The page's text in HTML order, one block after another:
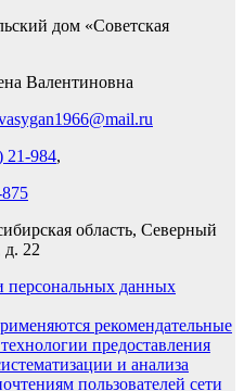
дом «Советская
Валентиновна
21-984,
область, Северный
д. 22
персональных данных
рекомендательные
предоставления
и анализа
пользователей сети